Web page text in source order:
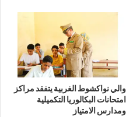
والي نواكشوط الغربية يتفقد مراكز
امتحانات البكالوريا التكميلية
ومدارس الامتياز